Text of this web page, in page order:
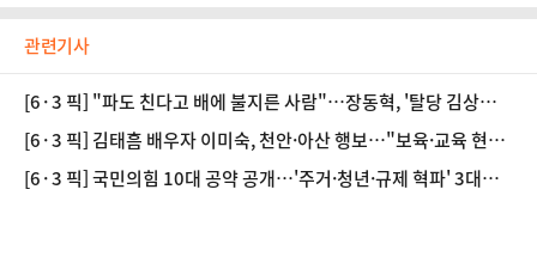
관련기사
[6·3 픽] "파도 친다고 배에 불지른 사람"…장동혁, '탈당 김상욱'
직격
[6·3 픽] 김태흠 배우자 이미숙, 천안·아산 행보…"보육·교육 현
장 챙길 것"
[6·3 픽] 국민의힘 10대 공약 공개…'주거·청년·규제 혁파' 3대